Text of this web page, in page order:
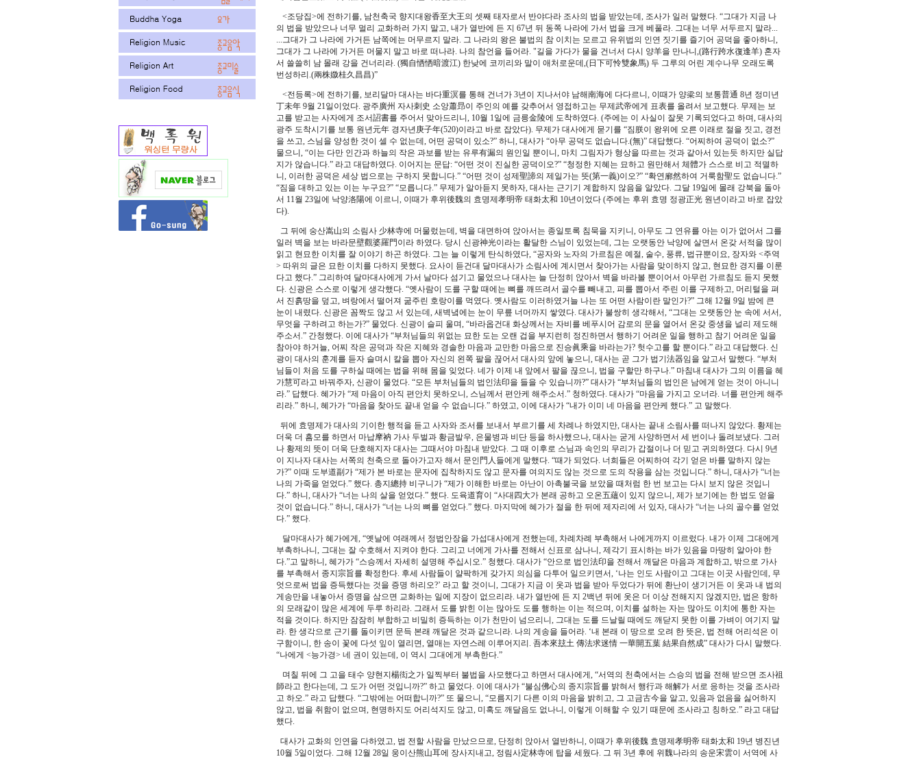
<조당집>에 전하기를, 남천축국 향지대왕香至大王의 셋째 태자로서 반야다라 조사의 법을 받았는데, 조사가 일러 말했다. “그대가 지금 나
의 법을 받았으나 너무 멀리 교화하러 가지 말고, 내가 열반에 든 지 67년 뒤 동쪽 나라에 가서 법을 크게 베풀라. 그대는 너무 서두르지 말라...
...그대가 그 나라에 가거든 남쪽에는 머무르지 말라. 그 나라의 왕은 불법의 참 이치는 모르고 유위법의 인연 짓기를 즐기어 공덕을 좋아하니,
그대가 그 나라에 가거든 머물지 말고 바로 떠나라. 나의 참언을 들어라. "길을 가다가 물을 건너서 다시 양羊을 만나니,(路行跨水復逢羊) 혼자
서 쓸쓸히 남 몰래 강을 건너리라. (獨自恓恓暗渡江) 한낮에 코끼리와 말이 애처로운데,(日下可怜雙象馬) 두 그루의 어린 계수나무 오래도록
번성하리.(兩株媺桂久昌昌)”
<전등록>에 전하기를, 보리달마 대사는 바다重溟를 통해 건너가 3년이 지나서야 남해南海에 다다르니, 이때가 양梁의 보통普通 8년 정미년
丁未年 9월 21일이었다. 광주廣州 자사刺史 소앙蕭昻이 주인의 예를 갖추어서 영접하고는 무제武帝에게 표表를 올려서 보고했다. 무제는 보
고를 받고는 사자에게 조서詔書를 주어서 맞아드리니, 10월 1일에 금릉金陵에 도착하였다. (주에는 이 사실이 잘못 기록되었다고 하며, 대사의
광주 도착시기를 보통 원년元年 경자년庚子年(520)이라고 바로 잡았다). 무제가 대사에게 묻기를 “짐朕이 왕위에 오른 이래로 절을 짓고, 경전
을 쓰고, 스님을 양성한 것이 셀 수 없는데, 어떤 공덕이 있소?” 하니, 대사가 “아무 공덕도 없습니다.(無)” 대답했다. “어찌하여 공덕이 없소?”
물으니, “이는 다만 인간과 하늘의 작은 과보를 받는 유루有漏의 원인일 뿐이니, 마치 그림자가 형상을 따르는 것과 같아서 있는듯 하지만 실답
지가 않습니다.” 라고 대답하였다. 이어지는 문답: “어떤 것이 진실한 공덕이오?” “청정한 지혜는 묘하고 원만해서 체體가 스스로 비고 적멸하
니, 이러한 공덕은 세상 법으로는 구하지 못합니다.” “어떤 것이 성제聖諦의 제일가는 뜻(第一義)이오?” “확연廓然하여 거룩함聖도 없습니다.”
“짐을 대하고 있는 이는 누구요?” “모릅니다.” 무제가 알아듣지 못하자, 대사는 근기기 계합하지 않음을 알았다. 그달 19일에 몰래 강북을 돌아
서 11월 23일에 낙양洛陽에 이르니, 이때가 후위後魏의 효명제孝明帝 태화太和 10년이었다 (주에는 후위 효명 정광正光 원년이라고 바로 잡았
다).
그 뒤에 숭산嵩山의 소림사 少林寺에 머물렀는데, 벽을 대면하여 앉아서는 종일토록 침묵을 지키니, 아무도 그 연유를 아는 이가 없어서 그를
일러 벽을 보는 바라문壁觀婆羅門이라 하였다. 당시 신광神光이라는 활달한 스님이 있었는데, 그는 오랫동안 낙양에 살면서 온갖 서적을 많이
읽고 현묘한 이치를 잘 이야기 하곤 하였다. 그는 늘 이렇게 탄식하였다, “공자와 노자의 가르침은 예절, 술수, 풍류, 법규뿐이요, 장자와 <주역
> 따위의 글은 묘한 이치를 다하지 못했다. 요사이 듣건대 달마대사가 소림사에 계시면서 찾아가는 사람을 맞이하지 않고, 현묘한 경지를 이룬
다고 했다.” 그리하여 달마대사에게 가서 날마다 섬기고 물었으나 대사는 늘 단정히 앉아서 벽을 바라볼 뿐이어서 아무런 가르침도 듣지 못했
다. 신광은 스스로 이렇게 생각했다. “옛사람이 도를 구할 때에는 뼈를 깨뜨려서 골수를 빼내고, 피를 뽑아서 주린 이를 구제하고, 머리털을 펴
서 진흙땅을 덮고, 벼랑에서 떨어져 굶주린 호랑이를 먹였다. 옛사람도 이러하였거늘 나는 또 어떤 사람이란 말인가?” 그해 12월 9일 밤에 큰
눈이 내렸다. 신광은 꼼짝도 않고 서 있는데, 새벽녘에는 눈이 무릎 너머까지 쌓였다. 대사가 불쌍히 생각해서, “그대는 오랫동안 눈 속에 서서,
무엇을 구하려고 하는가?” 물었다. 신광이 슬피 울며, “바라옵건대 화상께서는 자비를 베푸시어 감로의 문을 열어서 온갖 중생을 널리 제도해
주소서.” 간청했다. 이에 대사가 “부처님들의 위없는 묘한 도는 오랜 겁을 부지런히 정진하면서 행하기 어려운 일을 행하고 참기 어려운 일을
참아야 하거늘, 어찌 작은 공덕과 작은 지혜와 경솔한 마음과 교만한 마음으로 진승眞乘을 바라는가? 헛수고를 할 뿐이다.” 라고 대답했다. 신
광이 대사의 훈계를 듣자 슬며시 칼을 뽑아 자신의 왼쪽 팔을 끊어서 대사의 앞에 놓으니, 대사는 곧 그가 법기法器임을 알고서 말했다. “부처
님들이 처음 도를 구하실 때에는 법을 위해 몸을 잊었다. 네가 이제 내 앞에서 팔을 끊으니, 법을 구할만 하구나.” 마침내 대사가 그의 이름을 혜
가慧可라고 바꿔주자, 신광이 물었다. “모든 부처님들의 법인法印을 들을 수 있습니까?” 대사가 “부처님들의 법인은 남에게 얻는 것이 아니니
라.” 답했다. 혜가가 “제 마음이 아직 편안치 못하오니, 스님께서 편안케 해주소서.” 청하였다. 대사가 “마음을 가지고 오너라. 너를 편안케 해주
리라.” 하니, 혜가가 “마음을 찾아도 끝내 얻을 수 없습니다.” 하였고, 이에 대사가 “내가 이미 네 마음을 편안케 했다.” 고 말했다.
뒤에 효명제가 대사의 기이한 행적을 듣고 사자와 조서를 보내서 부르기를 세 차례나 하였지만, 대사는 끝내 소림사를 떠나지 않았다. 황제는
더욱 더 흠모를 하면서 마납摩衲 가사 두벌과 황금발우, 은물병과 비단 등을 하사했으나, 대사는 굳게 사양하면서 세 번이나 돌려보냈다. 그러
나 황제의 뜻이 더욱 단호해지자 대사는 그때서야 마침내 받았다. 그 때 이후로 스님과 속인의 무리가 갑절이나 더 믿고 귀의하였다. 다시 9년
이 지나자 대사는 서쪽의 천축으로 돌아가고자 해서 문인門人들에게 말했다. “때가 되었다. 너희들은 어찌하여 각기 얻은 바를 말하지 않는
가?” 이때 도부道副가 “제가 본 바로는 문자에 집착하지도 않고 문자를 여의지도 않는 것으로 도의 작용을 삼는 것입니다.” 하니, 대사가 “너는
나의 가죽을 얻었다.” 했다. 총지總持 비구니가 “제가 이해한 바로는 아난이 아촉불국을 보았을 때처럼 한 번 보고는 다시 보지 않은 것입니
다.” 하니, 대사가 “너는 나의 살을 얻었다.” 했다. 도육道育이 “사대四大가 본래 공하고 오온五蘊이 있지 않으니, 제가 보기에는 한 법도 얻을
것이 없습니다.” 하니, 대사가 “너는 나의 뼈를 얻었다.” 했다. 마지막에 혜가가 절을 한 뒤에 제자리에 서 있자, 대사가 “너는 나의 골수를 얻었
다.” 했다.
달마대사가 혜가에게, “옛날에 여래께서 정법안장을 가섭대사에게 전했는데, 차례차례 부촉해서 나에게까지 이르렀다. 내가 이제 그대에게
부촉하나니, 그대는 잘 수호해서 지켜야 한다. 그리고 너에게 가사를 전해서 신표로 삼나니, 제각기 표시하는 바가 있음을 마땅히 알아야 한
다.”고 말하니, 혜가가 “스승께서 자세히 설명해 주십시오.” 청했다. 대사가 “안으로 법인法印을 전해서 깨달은 마음과 계합하고, 밖으로 가사
를 부촉해서 종지宗旨를 확정한다. 후세 사람들이 얄팍하게 갖가지 의심을 다투어 일으키면서, ‘나는 인도 사람이고 그대는 이곳 사람인데, 무
엇으로써 법을 증득했다는 것을 증명 하리오?’ 라고 할 것이니, 그대가 지금 이 옷과 법을 받아 두었다가 뒤에 환난이 생기거든 이 옷과 내 법의
게송만을 내놓아서 증명을 삼으면 교화하는 일에 지장이 없으리라. 내가 열반에 든 지 2백년 뒤에 옷은 더 이상 전해지지 않겠지만, 법은 항하
의 모래같이 많은 세계에 두루 하리라. 그래서 도를 밝힌 이는 많아도 도를 행하는 이는 적으며, 이치를 설하는 자는 많아도 이치에 통한 자는
적을 것이다. 하지만 잠잠히 부합하고 비밀히 증득하는 이가 천만이 넘으리니, 그대는 도를 드날릴 때에도 깨닫지 못한 이를 가벼이 여기지 말
라. 한 생각으로 근기를 돌이키면 문득 본래 깨달은 것과 같으니라. 나의 게송을 들어라. ‘내 본래 이 땅으로 오려 한 뜻은, 법 전해 어리석은 이
구함이니, 한 송이 꽃에 다섯 잎이 열리면, 열매는 자연스레 이루어지리. 吾本來玆土 傳法求迷情 一華開五葉 結果自然成” 대사가 다시 말했다.
“나에게 <능가경> 네 권이 있는데, 이 역시 그대에게 부촉한다.”
며칠 뒤에 그 고을 태수 양현지楊衒之가 일찍부터 불법을 사모했다고 하면서 대사에게, “서역의 천축에서는 스승의 법을 전해 받으면 조사祖
師라고 한다는데, 그 도가 어떤 것입니까?” 하고 물었다. 이에 대사가 “불심佛心의 종지宗旨를 밝혀서 행行과 해解가 서로 응하는 것을 조사라
고 하오.” 라고 답했다. “그밖에는 어떠합니까?” 또 물으니, “모름지기 다른 이의 마음을 밝히고, 그 고금古今을 알고, 있음과 없음을 싫어하지
않고, 법을 취함이 없으며, 현명하지도 어리석지도 않고, 미혹도 깨달음도 없나니, 이렇게 이해할 수 있기 때문에 조사라고 칭하오.” 라고 대답
했다.
대사가 교화의 인연을 다하였고, 법 전할 사람을 만났으므로, 단정히 앉아서 열반하니, 이때가 후위後魏 효명제孝明帝 태화太和 19년 병진년
10월 5일이었다. 그해 12월 28일 웅이산熊山耳에 장사지내고, 정림사定林寺에 탑을 세웠다. 그 뒤 3년 후에 위魏나라의 송운宋雲이 서역에 사